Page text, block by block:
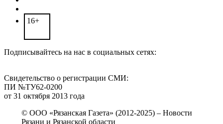
16+
Подписывайтесь на нас в социальных сетях:
Свидетельство о регистрации СМИ:
ПИ №ТУ62-0200
от 31 октября 2013 года
© ООО «Рязанская Газета» (2012-2025) – Новости
Рязани и Рязанской области